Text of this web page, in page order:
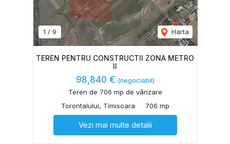
1 / 9 Harta
TEREN PENTRU CONSTRUCTII ZONA METRO
II
98,840 € (negociabil)
Teren de 706 mp de vânzare
Torontalului, Timisoara
706 mp
Vezi mai multe detalii